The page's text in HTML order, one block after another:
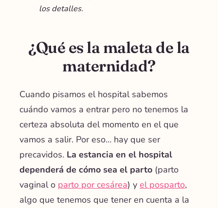
los detalles.
¿Qué es la maleta de la
maternidad?
Cuando pisamos el hospital sabemos
cuándo vamos a entrar pero no tenemos la
certeza absoluta del momento en el que
vamos a salir. Por eso… hay que ser
precavidos. La estancia en el hospital
dependerá de cómo sea el parto (parto
vaginal o parto por cesárea) y el posparto,
algo que tenemos que tener en cuenta a la